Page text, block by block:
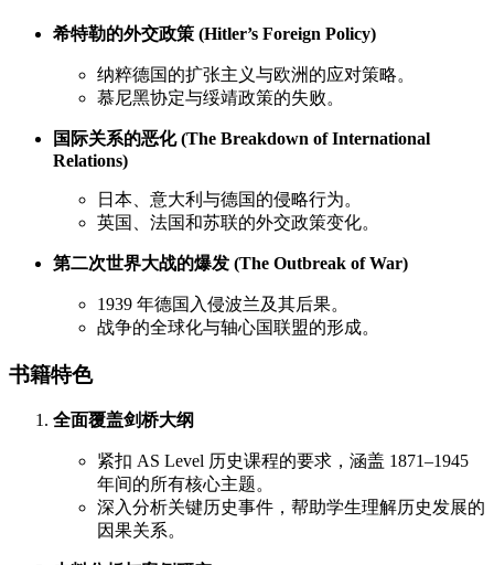
希特勒的外交政策 (Hitler’s Foreign Policy)
纳粹德国的扩张主义与欧洲的应对策略。
慕尼黑协定与绥靖政策的失败。
国际关系的恶化 (The Breakdown of International
Relations)
日本、意大利与德国的侵略行为。
英国、法国和苏联的外交政策变化。
第二次世界大战的爆发 (The Outbreak of War)
1939 年德国入侵波兰及其后果。
战争的全球化与轴心国联盟的形成。
书籍特色
全面覆盖剑桥大纲
紧扣 AS Level 历史课程的要求，涵盖 1871–1945
年间的所有核心主题。
深入分析关键历史事件，帮助学生理解历史发展的
因果关系。